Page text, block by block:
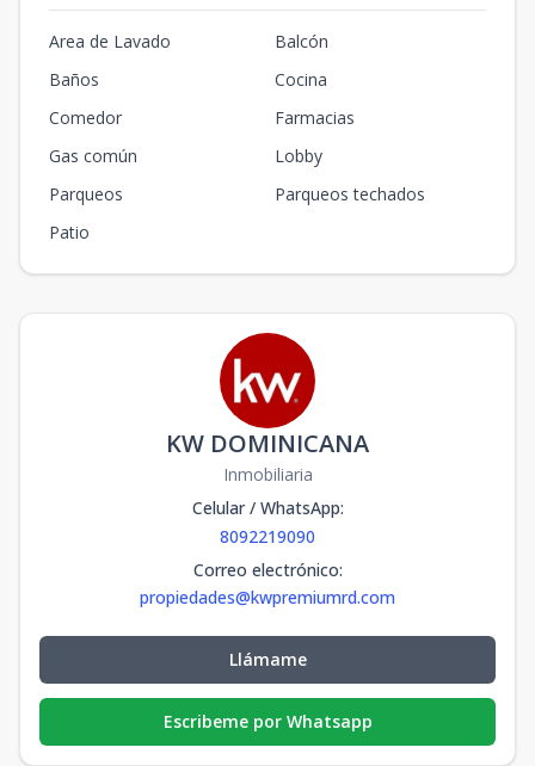
Area de Lavado
Balcón
Baños
Cocina
Comedor
Farmacias
Gas común
Lobby
Parqueos
Parqueos techados
Patio
KW DOMINICANA
Inmobiliaria
Celular / WhatsApp:
8092219090
Correo electrónico:
propiedades@kwpremiumrd.com
Llámame
Escribeme por Whatsapp